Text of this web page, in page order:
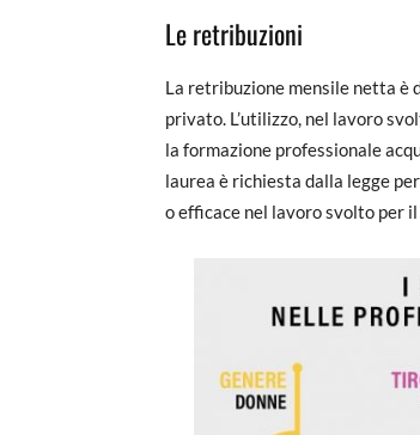
Le retribuzioni
La retribuzione mensile netta è
privato. L’utilizzo, nel lavoro
la formazione professionale
laurea è richiesta dalla legge
o efficace nel lavoro svolto per il